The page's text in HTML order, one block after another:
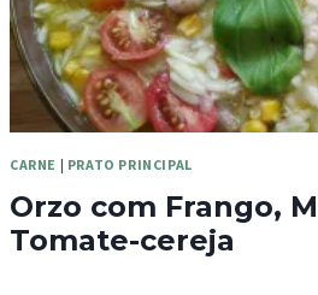
CARNE | PRATO PRINCIPAL
Orzo com Frango,
Tomate-cereja